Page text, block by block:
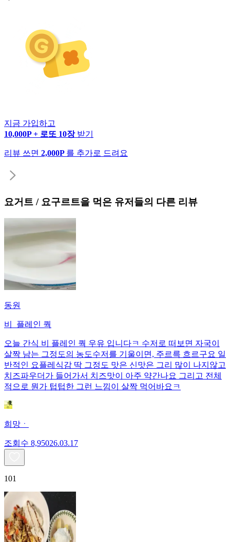
지금 가입하고
10,000P + 로또 10장 받기
리뷰 쓰면 2,000P 를 추가로 드려요
요거트 / 요구르트을 먹은 유저들의 다른 리뷰
동원
비_플레인 쿽
오늘 간식 비 플레인 쿽 우유 입니다ㅋ 수저로 떠보면 자국이
살짝 남는 그정도의 농도수저를 기울이면, 주르륵 흐르구요 일
반적인 요플레식감 딱 그정도 맛은 신맛은 그리 많이 나지않고
치즈파우더가 들어가서 치즈맛이 아주 약간나요 그리고 전체
적으로 뭔가 텁텁한 그런 느낌이 살짝 먹어바요ㅋ
희망ㆍ
조회수 8,95026.03.17
101